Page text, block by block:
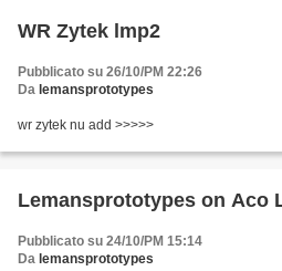
WR Zytek lmp2
Pubblicato su 26/10/PM 22:26
Da lemansprototypes
wr zytek nu add >>>>>
Lemansprototypes on Aco
Pubblicato su 24/10/PM 15:14
Da lemansprototypes